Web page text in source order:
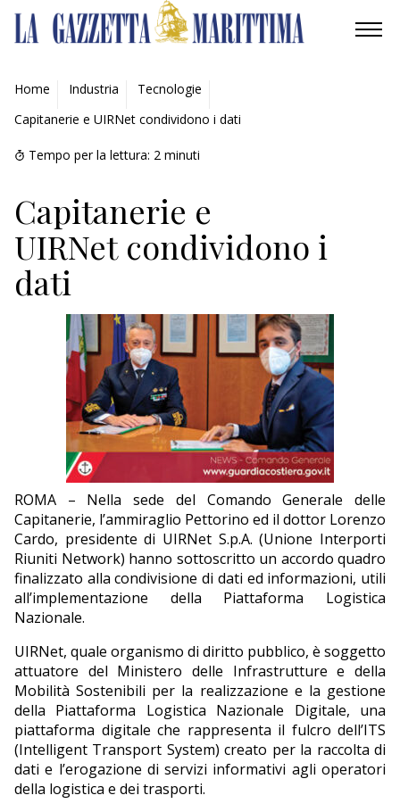
AMBIENTE
MOBILITÀ
INDUSTRIA
RICERCA
ECONOMIA
TURISMO
CULTURA
NAUTICA
EDITORIALI
Home Industria
Tecnologie
Capitanerie e UIRNet condividono i dati
Tempo per la lettura: 2 minuti
Capitanerie e
UIRNet condividono i
dati
ROMA – Nella sede del Comando Generale delle
Capitanerie, l’ammiraglio Pettorino ed il dottor Lorenzo
Cardo, presidente di UIRNet S.p.A. (Unione Interporti
Riuniti Network) hanno sottoscritto un accordo quadro
finalizzato alla condivisione di dati ed informazioni, utili
all’implementazione della Piattaforma Logistica
Nazionale.
UIRNet, quale organismo di diritto pubblico, è soggetto
attuatore del Ministero delle Infrastrutture e della
Mobilità Sostenibili per la realizzazione e la gestione
della Piattaforma Logistica Nazionale Digitale, una
piattaforma digitale che rappresenta il fulcro dell’ITS
(Intelligent Transport System) creato per la raccolta di
dati e l’erogazione di servizi informativi agli operatori
della logistica e dei trasporti.